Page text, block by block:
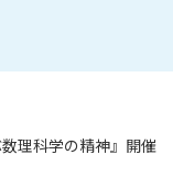
理科学の精神』開催